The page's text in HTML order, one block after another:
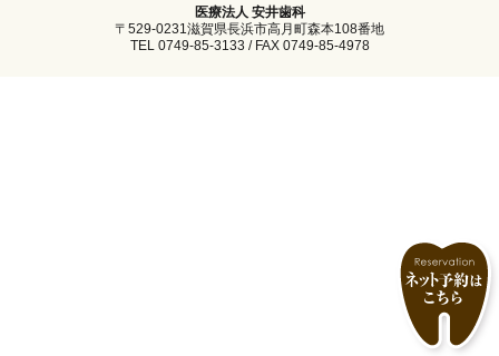
医療法人 安井歯科
〒529-0231滋賀県長浜市高月町森本108番地
TEL 0749-85-3133 / FAX 0749-85-4978